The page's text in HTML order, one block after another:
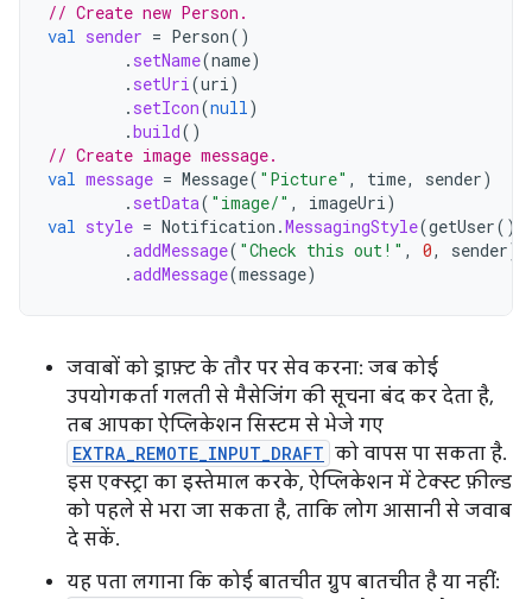
// Create new Person.
val sender = Person()
. setName(name)
. setUri(uri)
. setIcon(null)
.build()
// Create image message.
val message = Message( "Picture" , time, sender)
. setData( "image/" , imageUri)
val style = Notification .MessagingStyle(getUser())
.addMessage( "Check this out!" , 0, sender)
.addMessage(message)
जवाबों को ड्राफ़्ट के तौर पर सेव करना: जब कोई
उपयोगकर्ता गलती से मैसेजिंग की सूचना बंद कर देता है,
तब आपका ऐप्लिकेशन सिस्टम से भेजे गए
EXTRA_REMOTE_INPUT_DRAFT को वापस पा सकता है.
इस एक्स्ट्रा का इस्तेमाल करके, ऐप्लिकेशन में टेक्स्ट फ़ील्ड
को पहले से भरा जा सकता है, ताकि लोग आसानी से जवाब
दे सकें.
यह पता लगाना कि कोई बातचीत ग्रुप बातचीत है या नहीं: